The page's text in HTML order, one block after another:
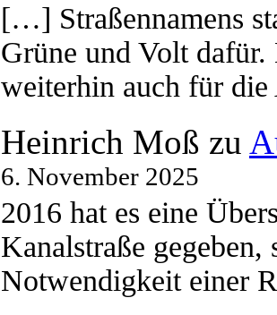
[…] Straßennamens
Grüne und Volt
weiterhin auch für
Heinrich Moß zu
6. November 2025
2016 hat es eine
Kanalstraße
Notwendigkeit einer